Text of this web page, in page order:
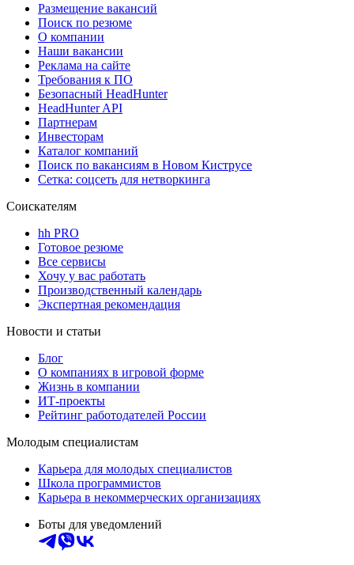
Размещение вакансий
Поиск по резюме
О компании
Наши вакансии
Реклама на сайте
Требования к ПО
Безопасный HeadHunter
HeadHunter API
Партнерам
Инвесторам
Каталог компаний
Поиск по вакансиям в Новом Киструсе
Сетка: соцсеть для нетворкинга
Соискателям
hh PRO
Готовое резюме
Все сервисы
Хочу у вас работать
Производственный календарь
Экспертная рекомендация
Новости и статьи
Блог
О компаниях в игровой форме
Жизнь в компании
ИТ-проекты
Рейтинг работодателей России
Молодым специалистам
Карьера для молодых специалистов
Школа программистов
Карьера в некоммерческих организациях
Боты для уведомлений